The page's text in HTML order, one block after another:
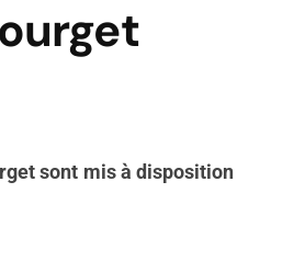
sont mis à disposition